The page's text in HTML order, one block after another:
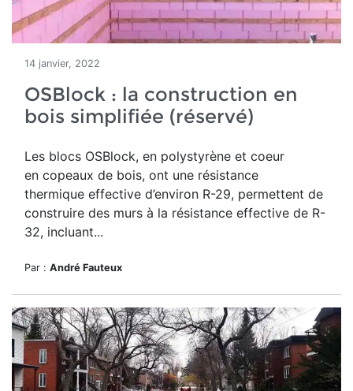
14 janvier, 2022
OSBlock : la construction en
bois simplifiée (réservé)
Les blocs OSBlock, en polystyrène et coeur
en copeaux de bois, ont une résistance
thermique effective d’environ R-29, permettent de
construire des murs à la résistance effective de R-
32, incluant...
Par : André Fauteux